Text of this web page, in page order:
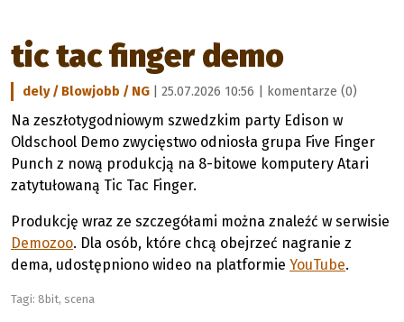
tic tac finger demo
dely / Blowjobb / NG | 25.07.2026 10:56 | komentarze (0)
Na zeszłotygodniowym szwedzkim party Edison w
Oldschool Demo zwycięstwo odniosła grupa Five Finger
Punch z nową produkcją na 8-bitowe komputery Atari
zatytułowaną Tic Tac Finger.
Produkcję wraz ze szczegółami można znaleźć w serwisie
Demozoo. Dla osób, które chcą obejrzeć nagranie z
dema, udostępniono wideo na platformie YouTube.
Tagi: 8bit, scena